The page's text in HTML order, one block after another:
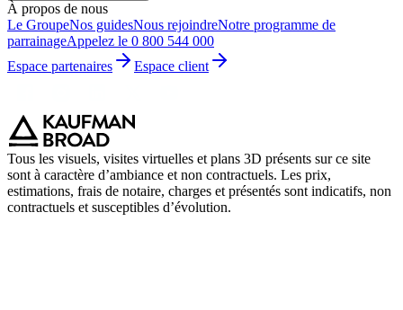
À propos de nous
Le GroupeNos guidesNous rejoindreNotre programme de
parrainageAppelez le 0 800 544 000
Espace partenaires
Espace client
Tous les visuels, visites virtuelles et plans 3D présents sur ce site
sont à caractère d’ambiance et non contractuels. Les prix,
estimations, frais de notaire, charges et présentés sont indicatifs, non
contractuels et susceptibles d’évolution.